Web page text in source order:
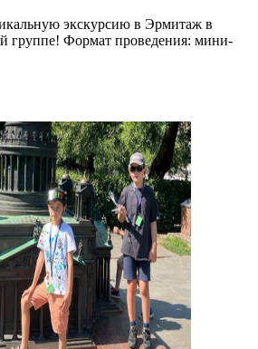
экскурсию в Эрмитаж в
группе! Формат проведения: мини-